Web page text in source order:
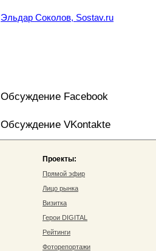
Эльдар Соколов, Sostav.ru
Обсуждение Facebook
Обсуждение VKontakte
Проекты:
Прямой эфир
Лицо рынка
Визитка
Герои DIGITAL
Рейтинги
Фоторепортажи